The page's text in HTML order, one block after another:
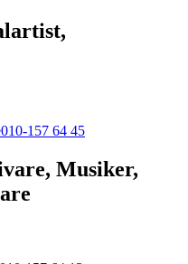
010-157 64 45
Musiker,